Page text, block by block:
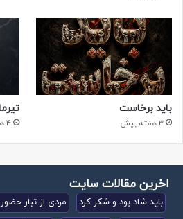
باید برخاست
3 هفته پیش 4 هفته پیش
اخرین مقالات سایت
باید شاد بود و شکر کرد مردی از تبار